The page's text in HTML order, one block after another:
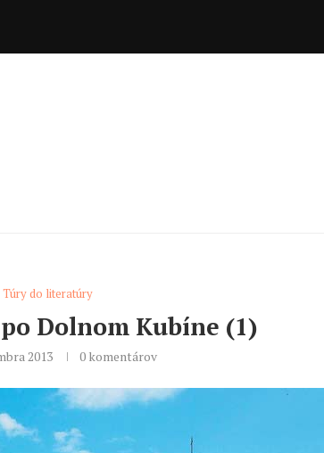
Túry do literatúry
Dolnom Kubíne (1)
2013 0 komentárov